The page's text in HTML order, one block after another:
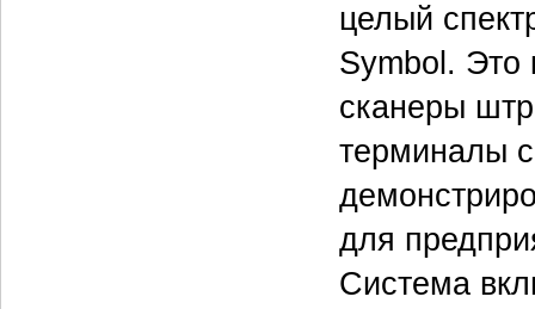
целый
Symbol. Это
сканеры
терминалы
для
Система